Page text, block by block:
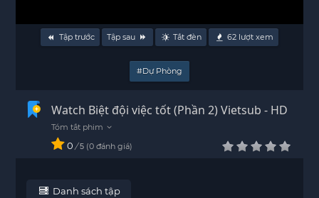
Tập trước Tập sau Tắt đèn 62lượt xem
#Dự Phòng
Watch Biệt đội việc tốt (Phần 2) Vietsub - HD
0 / 5 0 đánh giá
Danh sách tập